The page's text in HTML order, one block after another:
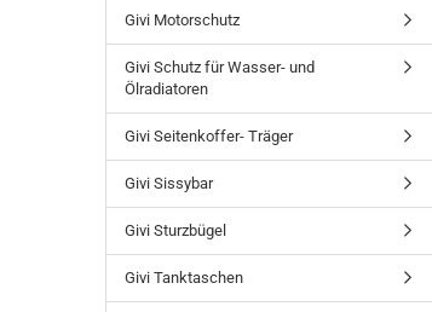
Givi Motorschutz
Givi Schutz für Wasser- und
Ölradiatoren
Givi Seitenkoffer- Träger
Givi Sissybar
Givi Sturzbügel
Givi Tanktaschen